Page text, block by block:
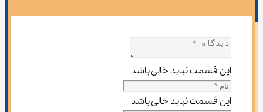
این قسمت نباید خالی باشد
این قسمت نباید خالی باشد